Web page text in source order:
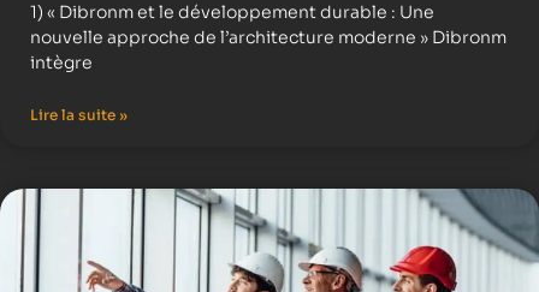
1) « Dibronm et le développement durable : Une
nouvelle approche de l’architecture moderne » Dibronm
intègre
Lire la suite »